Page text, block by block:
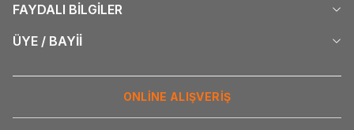
FAYDALI BİLGİLER
ÜYE / BAYİİ
ONLİNE ALIŞVERİŞ